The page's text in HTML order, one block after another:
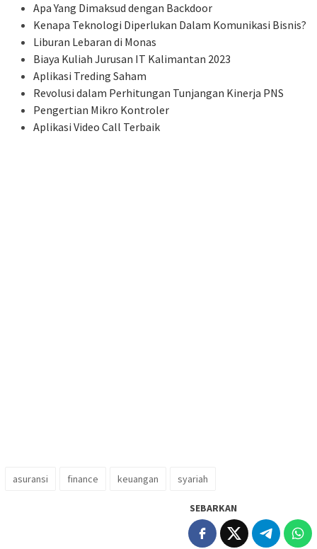
Apa Yang Dimaksud dengan Backdoor
Kenapa Teknologi Diperlukan Dalam Komunikasi Bisnis?
Liburan Lebaran di Monas
Biaya Kuliah Jurusan IT Kalimantan 2023
Aplikasi Treding Saham
Revolusi dalam Perhitungan Tunjangan Kinerja PNS
Pengertian Mikro Kontroler
Aplikasi Video Call Terbaik
asuransi finance keuangan syariah
SEBARKAN